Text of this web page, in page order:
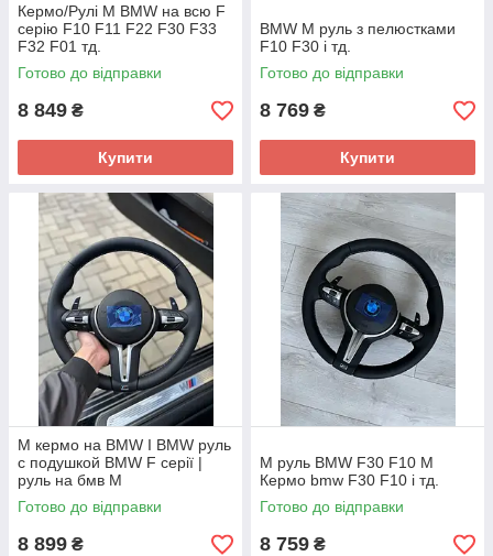
Кермо/Рулі M BMW на всю F
серію F10 F11 F22 F30 F33
F32 F01 тд.
Готово до відправки
8 849 ₴
Купити
BMW M руль з пелюстками
F10 F30 і тд.
Готово до відправки
8 769 ₴
Купити
М кермо на BMW I BMW руль
с подушкой BMW F cepії |
руль на бмв М
Готово до відправки
8 899 ₴
М руль BMW F30 F10 М
Кермо bmw F30 F10 і тд.
Готово до відправки
8 759 ₴